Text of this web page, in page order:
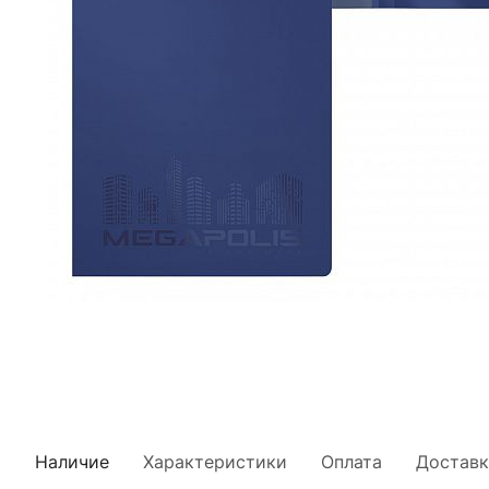
Наличие Характеристики Оплата